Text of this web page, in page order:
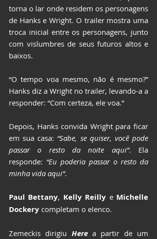
torna o lar onde residem os personagens
de Hanks e Wright. O trailer mostra uma
troca inicial entre os personagens, junto
com vislumbres de seus futuros altos e
baixos.
“O tempo voa mesmo, não é mesmo?”
Hanks diz a Wright no trailer, levando-a a
responder: “Com certeza, ele voa.”
Depois, Hanks convida Wright para ficar
em sua casa: “Sabe, se quiser, você pode
passar o resto da noite aqui”. Ela
responde: “Eu poderia passar o resto da
minha vida aqui”.
Paul Bettany, Kelly Reilly e Michelle
Dockery completam o elenco.
Zemeckis dirigiu Here a partir de um